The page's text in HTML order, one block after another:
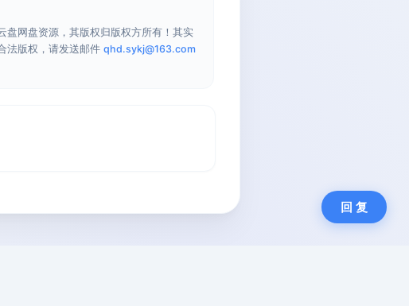
盘网盘资源，其版权归版权方所有！其实
法版权，请发送邮件 qhd.sykj@163.com
回 复